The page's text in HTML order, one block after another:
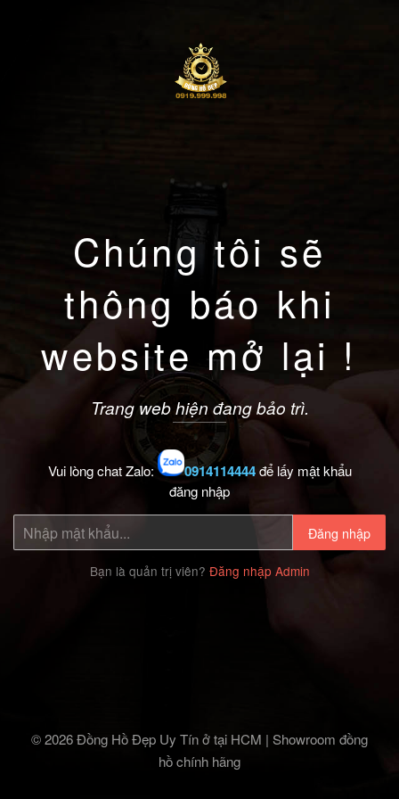
Chúng tôi sẽ
thông báo khi
website mở lại !
Trang web hiện đang bảo trì.
Vui lòng chat Zalo: 0914114444để lấy mật khẩu
đăng nhập
Đăng nhập
Bạn là quản trị viên? Đăng nhập Admin
© 2026 Đồng Hồ Đẹp Uy Tín ở tại HCM | Showroom đồng
hồ chính hãng‎